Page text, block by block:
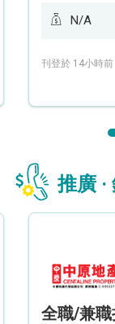
N/A
刊登於 14小時前
推廣 ·